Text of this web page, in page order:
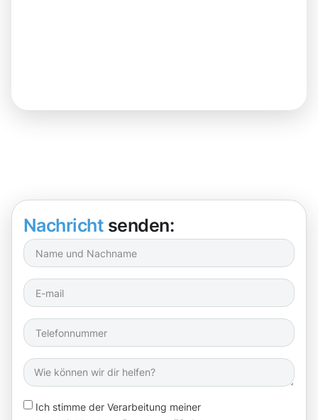
Nachricht senden:
Ich stimme der Verarbeitung meiner